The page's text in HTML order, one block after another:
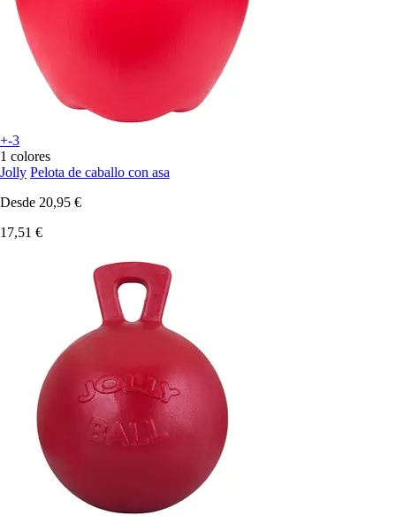
+-3
1 colores
Jolly Pelota de caballo con asa
Desde 20,95 €
17,51 €